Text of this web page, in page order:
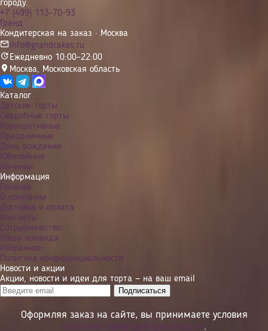
городу.
+7 (499) 113-70-93
Гранд
Кондитерская на заказ · Москва
info@grandcakes.ru
Ежедневно 10:00–22:00
Москва, Московская область
Каталог
Детские торты
Свадебные торты
Корпоративные
Праздничные
День рождения
Юбилейные
Начинки
Информация
Главная
О компании
Доставка и оплата
Контакты
Сотрудничество
Наша команда
Избранное
Политика конфиденциальности
Новости и акции
Акции, новости и идеи для торта — на ваш email
Оформляя заказ на сайте, вы принимаете условия
политики конфиденциальности.